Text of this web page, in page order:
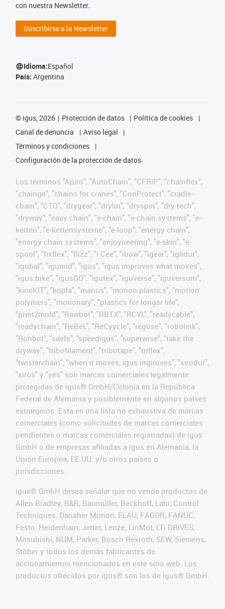
con nuestra Newsletter.
Suscribirse a la Newsletter
Idioma:Español
País: Argentina
© igus, 2026 Protección de datos
Política de cookies
Canal de denuncia
Aviso legal
Términos y condiciones
Configuración de la protección de datos
Los términos "Apiro", "AutoChain", "CFRIP", "chainflex",
"chainge", "chains for cranes", "ConProtect", "cradle-
chain", "CTD", "drygear", "drylin", "dryspin", "dry-tech",
"dryway", "easy chain", "e-chain", "e-chain systems", "e-
ketten", "e-kettensysteme", "e-loop", "energy chain",
"energy chain systems", "enjoyneering", "e-skin", "e-
spool", "fixflex", "flizz", "i.Cee", "ibow", "igear", "iglidur",
"igubal", "igumid", "igus", "igus improves what moves",
"igus:bike", "igusGO", "igutex", "iguverse", "iguversum",
"kineKIT", "kopla", "manus", "motion plastics", "motion
polymers", "motionary", "plastics for longer life",
"print2mold", "Rawbot", "RBTX", "RCYL", "readycable",
"readychain", "ReBeL", "ReCyycle", "reguse", "robolink",
"Rohbot", "savfe", "speedigus", "superwise", "take the
dryway", "tribofilament", "tribotape", "triflex",
"twisterchain", "when it moves, igus improves", "xirodur",
"xiros" y "yes" son marcas comerciales legalmente
protegidas de igus® GmbH/Colonia en la República
Federal de Alemania y posiblemente en algunos países
extranjeros. Esta es una lista no exhaustiva de marcas
comerciales (como solicitudes de marcas comerciales
pendientes o marcas comerciales registradas) de igus
GmbH o de empresas afiliadas a igus en Alemania, la
Unión Europea, EE.UU. y/u otros países o
jurisdicciones.
igus® GmbH desea señalar que no vende productos de
Allen Bradley, B&R, Baumüller, Beckhoff, Lahr, Control
Techniques, Danaher Motion, ELAU, FAGOR, FANUC,
Festo, Heidenhain, Jetter, Lenze, LinMot, LTi DRiVES,
Mitsubishi, NUM, Parker, Bosch Rexroth, SEW, Siemens,
Stöber y todos los demás fabricantes de
accionamientos mencionados en este sitio web. Los
productos ofrecidos por igus® son los de igus® GmbH.